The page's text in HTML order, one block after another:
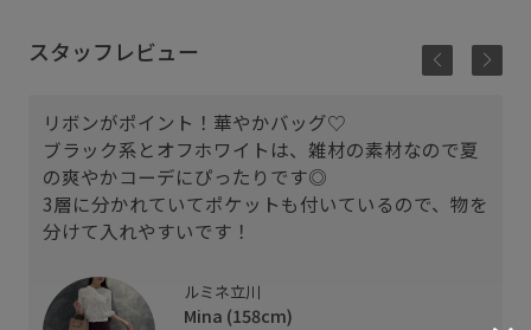
スタッフレビュー
リボンがポイント！華やかバッグ♡
ブラック系とオフホワイトは、雑材の素材なので夏
の爽やかコーデにぴったりです◎
3層に分かれていてポケットも付いているので、物を
分けて入れやすいです！
ルミネ立川
Mina (158cm)